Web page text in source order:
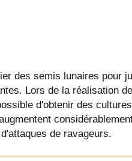
des semis lunaires pour
Lors de la réalisation
d'obtenir des
de ravageurs.